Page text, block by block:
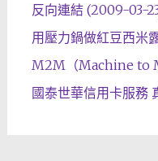
反向連結 (2009-03-
用壓力鍋做紅豆西米
M2M（Machine to
國泰世華信用卡服務